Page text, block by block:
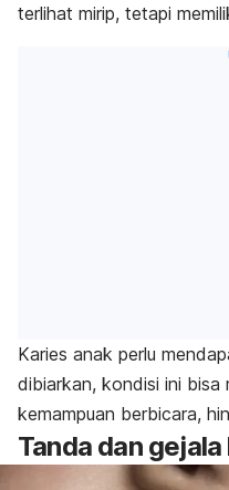
terlihat mirip, tetapi
Karies anak perlu
dibiarkan, kondisi ini bisa
kemampuan berbicara,
Tanda dan